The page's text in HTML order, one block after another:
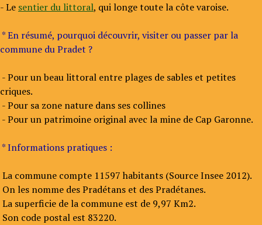
- Le sentier du littoral, qui longe toute la côte varoise.
* En résumé, pourquoi découvrir, visiter ou passer par la
commune du Pradet ?
- Pour un beau littoral entre plages de sables et petites
criques.
- Pour sa zone nature dans ses collines
- Pour un patrimoine original avec la mine de Cap Garonne.
* Informations pratiques :
La commune compte 11597 habitants (Source Insee 2012).
On les nomme des Pradétans et des Pradétanes.
La superficie de la commune est de 9,97 Km2.
Son code postal est 83220.